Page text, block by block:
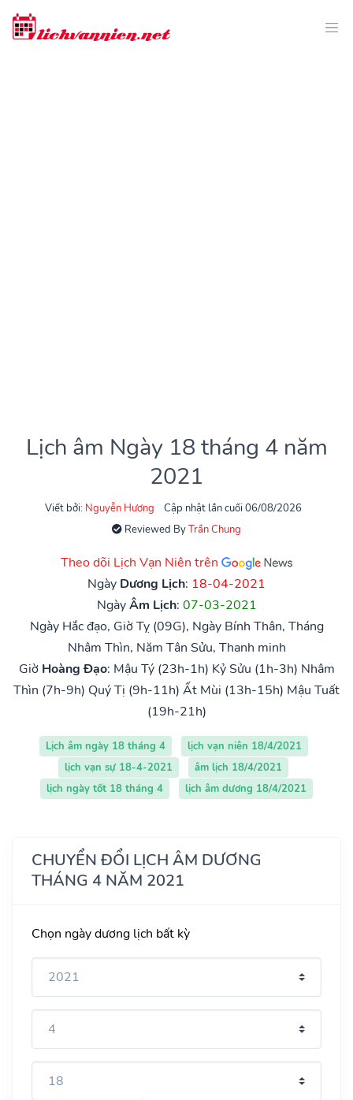
Lịch âm Ngày 18 tháng 4 năm
2021
Viết bởi: Nguyễn Hương
Cập nhật lần cuối 06/08/2026
Reviewed ByTrần Chung
Theo dõi Lịch Vạn Niên trên
Ngày Dương Lịch: 18-04-2021
NgàyÂm Lịch: 07-03-2021
Ngày Hắc đạo, Giờ Tỵ (09G), Ngày Bính Thân, Tháng
Nhâm Thìn, Năm Tân Sửu, Thanh minh
Giờ Hoàng Đạo: Mậu Tý (23h-1h) Kỷ Sửu (1h-3h) Nhâm
Thìn (7h-9h) Quý Tị (9h-11h) Ất Mùi (13h-15h) Mậu Tuất
(19h-21h)
Lịch âm ngày 18 tháng 4
lịch vạn niên 18/4/2021
lịch vạn sự 18-4-2021
âm lịch 18/4/2021
lịch ngày tốt 18 tháng 4
lịch âm dương 18/4/2021
CHUYỂN ĐỔI LỊCH ÂM DƯƠNG
THÁNG 4 NĂM 2021
Chọn ngày dương lịch bất kỳ